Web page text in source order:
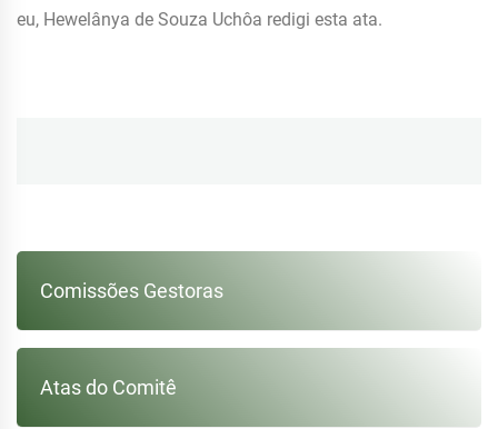
eu, Hewelânya de Souza Uchôa redigi esta ata.
Post
Comissões Gestoras
Atas do Comitê